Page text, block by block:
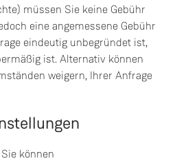
müssen Sie keine Gebühr
eine angemessene Gebühr
eindeutig unbegründet ist,
ist. Alternativ können
weigern, Ihrer Anfrage
Sie können